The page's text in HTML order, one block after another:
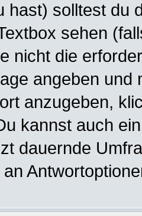
hast) solltest du
sehen
nicht die
angeben und
anzugeben,
kannst auch
dauernde